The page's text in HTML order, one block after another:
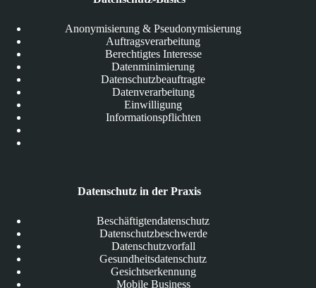
Anonymisierung & Pseudonymisierung
Auftragsverarbeitung
Berechtigtes Interesse
Datenminimierung
Datenschutzbeauftragte
Datenverarbeitung
Einwilligung
Informationspflichten
Datenschutz in der Praxis
Beschäftigtendatenschutz
Datenschutzbeschwerde
Datenschutzvorfall
Gesundheitsdatenschutz
Gesichtserkennung
Mobile Business